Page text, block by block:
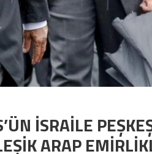
İSRAİLE
ARAP